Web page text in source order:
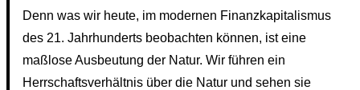
Denn was wir heute, im modernen Finanzkapitalismus
des 21. Jahrhunderts beobachten können, ist eine
maßlose Ausbeutung der Natur. Wir führen ein
Herrschaftsverhältnis über die Natur und sehen sie